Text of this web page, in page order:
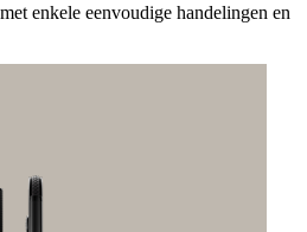
enkele eenvoudige handelingen en